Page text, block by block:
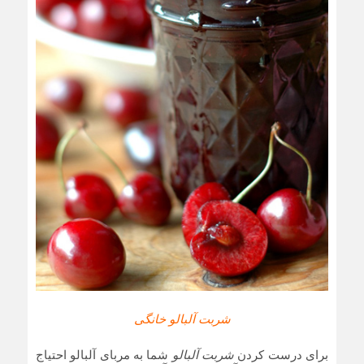
شربت آلبالو خانگی
برای درست کردن شربت آلبالو شما به مربای آلبالو احتیاج